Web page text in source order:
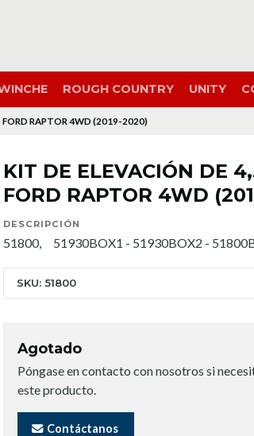
ROUGH COUNTRY UNITY
FORD RAPTOR 4WD (2019-2020)
KIT DE ELEVACIÓN DE
FORD RAPTOR 4WD
DESCRIPCIÓN
51800, 51930BOX1 - 51930BOX2 -
SKU: 51800
Agotado
Póngase en contacto con nosotros si
este producto.
Contáctanos